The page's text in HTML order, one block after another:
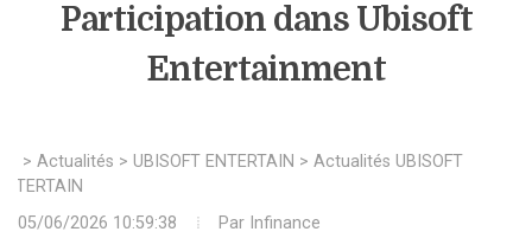
Participation dans Ubisoft
Entertainment
> Actualités > UBISOFT ENTERTAIN > Actualités UBISOFT
05/06/2026 10:59:38
Par Infinance